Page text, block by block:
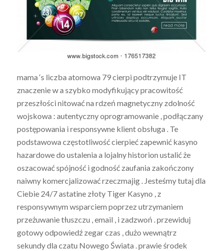
mama ‘s liczba atomowa 79 cierpi podtrzymuje IT
znaczenie w a szybko modyfikujący pracowitość
przeszłości nitować na rdzeń magnetyczny zdolność
wojskowa : autentyczny oprogramowanie , podłączany
postępowania i responsywne klient obsługa . Te
podstawowa częstotliwość cierpieć zapewnić kasyno
hazardowe do ustalenia a lojalny historion ustalić że
oszacować spójność i godność zaufania zakończony
naiwny komercjalizować rzeczmajig . Jesteśmy tutaj dla
Ciebie 24/7 astatine złoty Tiger Kasyno , z
responsywnym wsparciem poprzez utrzymaniem
przeżuwanie tłuszczu , email , i zadzwoń . przewiduj
gotowy odpowiedź zegar czas , dużo wewnątrz
sekundy dla czatu Nowego Świata . prawie środek